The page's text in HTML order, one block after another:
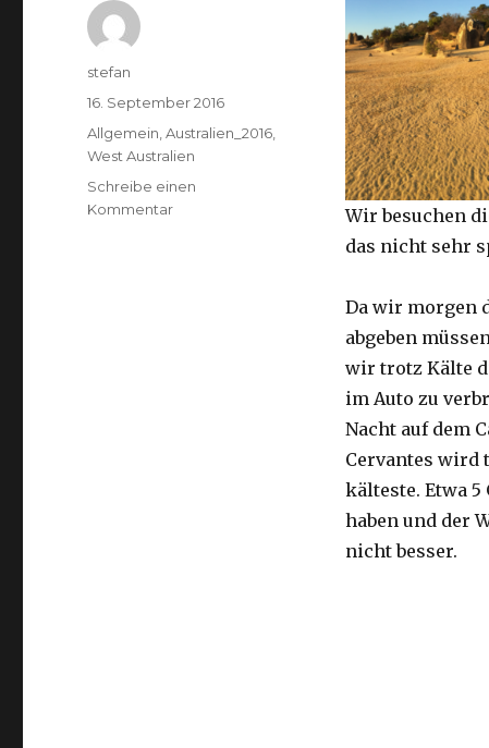
Wir besuchen
das nicht sehr
Da wir morgen
abgeben
wir trotz Kälte
im Auto zu
Nacht auf dem
Cervantes wird
kälteste. Etwa 5
haben und der
nicht besser.
Autor
stefan
Veröffentlicht
am
16. September 2016
Kategorien
Allgemein,Australien_2016,
West Australien
Schreibe einen
Kommentarzu